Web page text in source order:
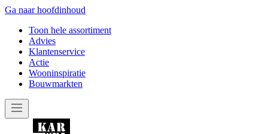
Ga naar hoofdinhoud
Toon hele assortiment
Advies
Klantenservice
Actie
Wooninspiratie
Bouwmarkten